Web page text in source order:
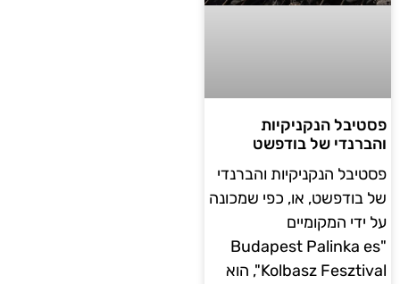
פסטיבל הנקניקיות
והברנדי של בודפשט
פסטיבל הנקניקיות והברנדי
של בודפשט, או, כפי שמכונה
על ידי המקומיים
"Budapest Palinka es
Kolbasz Fesztival", הוא